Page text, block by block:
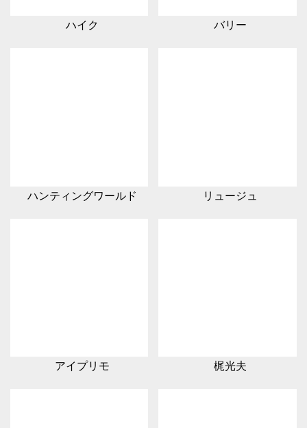
ハイク バリー
ハンティングワールド リュージュ
アイプリモ 梶光夫